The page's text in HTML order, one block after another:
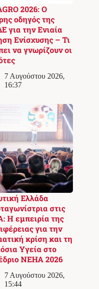
2026: Ο
οδηγός της
για την Ενιαία
Ενίσχυσης – Τι
να γνωρίζουν οι
7 Αυγούστου 2026,
16:37
Ελλάδα
στις
Η εμπειρία της
για την
κρίση και τη
Υγεία στο
NEHA 2026
7 Αυγούστου 2026,
15:44